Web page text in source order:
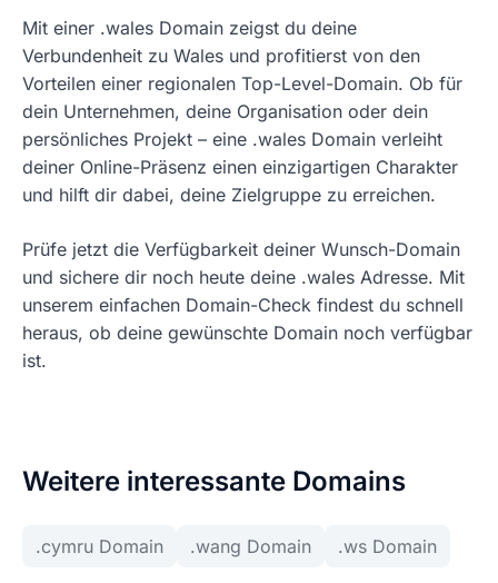
Mit einer .wales Domain zeigst du deine
Verbundenheit zu Wales und profitierst von den
Vorteilen einer regionalen Top-Level-Domain. Ob für
dein Unternehmen, deine Organisation oder dein
persönliches Projekt – eine .wales Domain verleiht
deiner Online-Präsenz einen einzigartigen Charakter
und hilft dir dabei, deine Zielgruppe zu erreichen.
Prüfe jetzt die Verfügbarkeit deiner Wunsch-Domain
und sichere dir noch heute deine .wales Adresse. Mit
unserem einfachen Domain-Check findest du schnell
heraus, ob deine gewünschte Domain noch verfügbar
ist.
Weitere interessante Domains
.cymru Domain .wang Domain .ws Domain